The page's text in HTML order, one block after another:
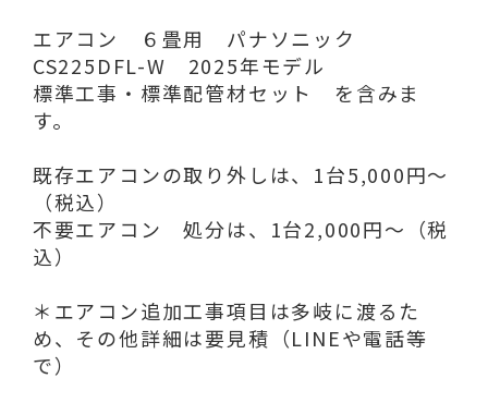
エアコン ６畳用 パナソニック
CS225DFL-W 2025年モデル
標準工事・標準配管材セット を含みま
す。
既存エアコンの取り外しは、1台5,000円～
（税込）
不要エアコン 処分は、1台2,000円～（税
込）
＊エアコン追加工事項目は多岐に渡るた
め、その他詳細は要見積（LINEや電話等
で）